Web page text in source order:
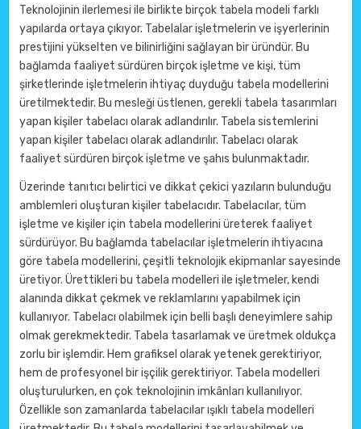
Teknolojinin ilerlemesi ile birlikte birçok tabela modeli farklı
yapılarda ortaya çıkıyor. Tabelalar işletmelerin ve işyerlerinin
prestijini yükselten ve bilinirliğini sağlayan bir üründür. Bu
bağlamda faaliyet sürdüren birçok işletme ve kişi, tüm
şirketlerinde işletmelerin ihtiyaç duyduğu tabela modellerini
üretilmektedir. Bu mesleği üstlenen, gerekli tabela tasarımları
yapan kişiler tabelacı olarak adlandırılır. Tabela sistemlerini
yapan kişiler tabelacı olarak adlandırılır. Tabelacı olarak
faaliyet sürdüren birçok işletme ve şahıs bulunmaktadır.
Üzerinde tanıtıcı belirtici ve dikkat çekici yazıların bulunduğu
amblemleri oluşturan kişiler tabelacıdır. Tabelacılar, tüm
işletme ve kişiler için tabela modellerini üreterek faaliyet
sürdürüyor. Bu bağlamda tabelacılar işletmelerin ihtiyacına
göre tabela modellerini, çeşitli teknolojik ekipmanlar sayesinde
üretiyor. Ürettikleri bu tabela modelleri ile işletmeler, kendi
alanında dikkat çekmek ve reklamlarını yapabilmek için
kullanıyor. Tabelacı olabilmek için belli başlı deneyimlere sahip
olmak gerekmektedir. Tabela tasarlamak ve üretmek oldukça
zorlu bir işlemdir. Hem grafiksel olarak yetenek gerektiriyor,
hem de profesyonel bir işçilik gerektiriyor. Tabela modelleri
oluşturulurken, en çok teknolojinin imkânları kullanılıyor.
Özellikle son zamanlarda tabelacılar ışıklı tabela modelleri